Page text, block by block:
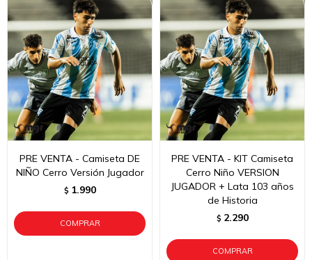
PRE VENTA - Camiseta DE
NIÑO Cerro Versión Jugador
$ 1.990
PRE VENTA - KIT Camiseta
Cerro Niño VERSION
JUGADOR + Lata 103 años
de Historia
$ 2.290